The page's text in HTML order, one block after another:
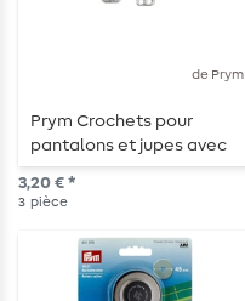
de Prym
Prym Crochets pour
pantalons et jupes avec
barrettes - 9,5 mm -
couleur argent - 3 pièces
3,20 € *
3 pièce